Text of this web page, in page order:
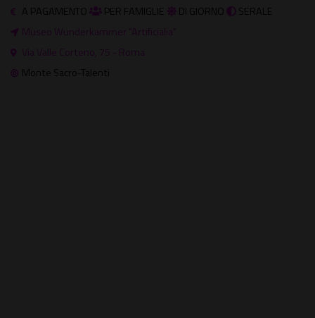
A PAGAMENTO
PER FAMIGLIE DI GIORNO
SERALE
Museo Wunderkammer "Artificialia"
Via Valle Corteno, 75 - Roma
Monte Sacro-Talenti